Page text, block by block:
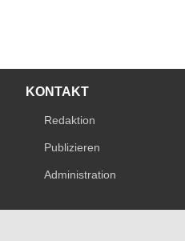
KONTAKT
Redaktion
Publizieren
Administration